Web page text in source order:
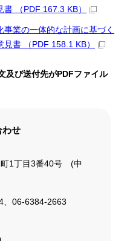
（PDF 167.3 KB）
業の一体的な計画に基づく
書 （PDF 158.1 KB）
及び送付先がPDFファイル
わせ
1丁目3番40号 (中
、06-6384-2663